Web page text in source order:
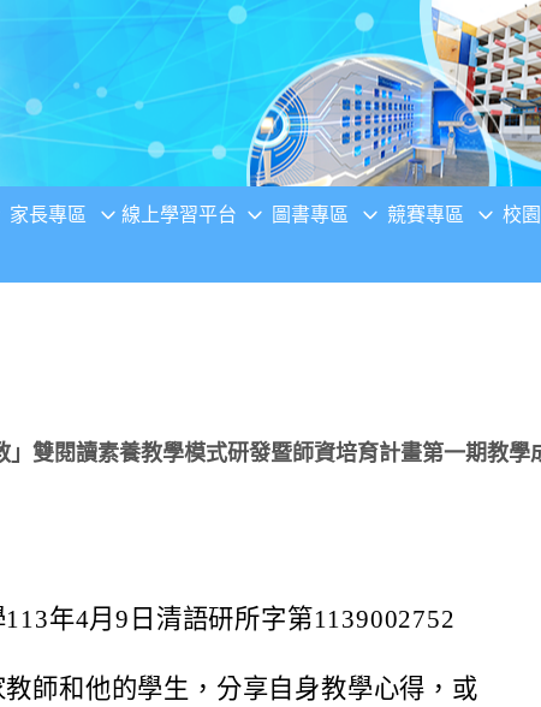
家長專區 線上學習平台 圖書專區 競賽專區 校
」雙閱讀素養教學模式研發暨師資培育計畫第一期教學
年4月9日清語研所字第1139002752
師和他的學生，分享自身教學心得，或